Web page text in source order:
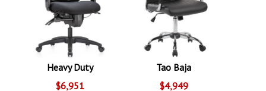
Heavy Duty
$6,951
Tao Baja
$4,949